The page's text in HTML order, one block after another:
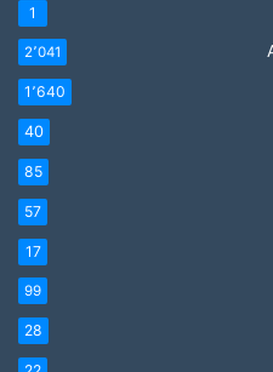
1
2٬041
1٬640
40
85
57
17
99
28